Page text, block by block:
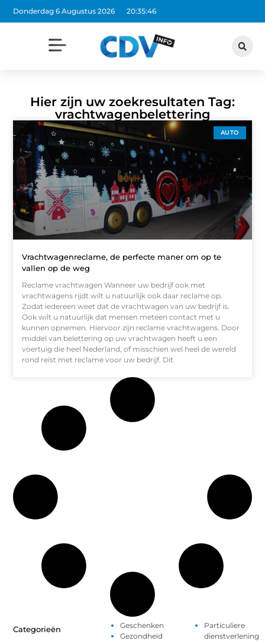
Donderdag 6 Augustus 2026 20:35:46
Hier zijn uw zoekresultaten Tag:
vrachtwagenbelettering
AUTO
Vrachtwagenreclame, de perfecte maner om op te
vallen op de weg
Reclame vrachtwagen Wanneer uw bedrijf ook met
vrachtwagens rijdt wilt u natuurlijk ook daar reclame op.
Zodat iedereen weet dat de vrachtwagen van uw bedrijf is.
Ook wilt u natuurlijk dat mensen meteen contact met u
kunnen opnemen. Hiervoor zijn reclame vrachtwagens. Door
middel van belettering op uw vrachtwagen heeft u een
voertuig die heel Nederland, of misschien wel heel de wereld
rond reist met reclame voor uw bedrijf. Dit
Categorieën
Geschenken
Gezondheid
Particuliere
dienstverlening